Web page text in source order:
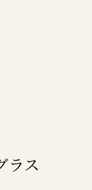
ラス